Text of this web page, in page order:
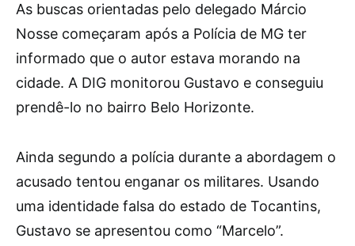
As buscas orientadas pelo delegado Márcio
Nosse começaram após a Polícia de MG ter
informado que o autor estava morando na
cidade. A DIG monitorou Gustavo e conseguiu
prendê-lo no bairro Belo Horizonte.
Ainda segundo a polícia durante a abordagem o
acusado tentou enganar os militares. Usando
uma identidade falsa do estado de Tocantins,
Gustavo se apresentou como “Marcelo”.